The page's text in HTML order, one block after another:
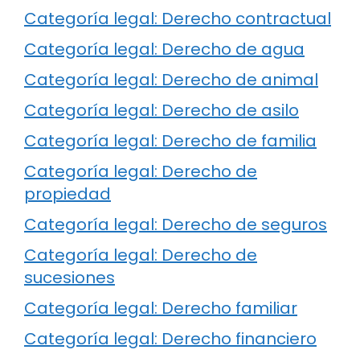
Categoría legal: Derecho contractual
Categoría legal: Derecho de agua
Categoría legal: Derecho de animal
Categoría legal: Derecho de asilo
Categoría legal: Derecho de familia
Categoría legal: Derecho de
propiedad
Categoría legal: Derecho de seguros
Categoría legal: Derecho de
sucesiones
Categoría legal: Derecho familiar
Categoría legal: Derecho financiero